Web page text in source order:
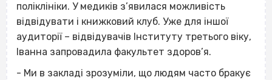
поліклініки. У медиків з’явилася можливість
відвідувати і книжковий клуб. Уже для іншої
аудиторії – відвідувачів Інституту третього віку,
Іванна запровадила факультет здоров’я.
- Ми в закладі зрозуміли, що людям часто бракує